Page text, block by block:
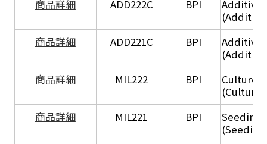
商品詳細
ADD222C BPI
商品詳細
ADD221C BPI
商品詳細
MIL222 BPI
Culture
(Culture
商品詳細
MIL221 BPI
Seeding